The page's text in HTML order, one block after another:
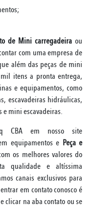
de Mini carregadeira ou
com uma empresa de
além das peças de mini
itens a pronta entrega,
e equipamentos, como
escavadeiras hidráulicas,
e mini escavadeiras.
CBA em nosso site
equipamentos e Peça e
os melhores valores do
qualidade e altíssima
canais exclusivos para
em contato conosco é
clicar na aba contato ou se